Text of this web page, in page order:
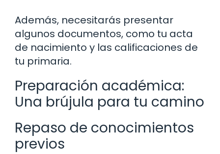
Además, necesitarás presentar
algunos documentos, como tu acta
de nacimiento y las calificaciones de
tu primaria.
Preparación académica:
Una brújula para tu camino
Repaso de conocimientos
previos